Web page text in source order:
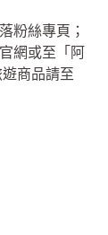
粉絲專頁；
網或至「阿
商品請至